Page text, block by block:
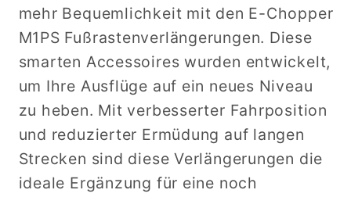
mehr Bequemlichkeit mit den E-Chopper
M1PS Fußrastenverlängerungen. Diese
smarten Accessoires wurden entwickelt,
um Ihre Ausflüge auf ein neues Niveau
zu heben. Mit verbesserter Fahrposition
und reduzierter Ermüdung auf langen
Strecken sind diese Verlängerungen die
ideale Ergänzung für eine noch